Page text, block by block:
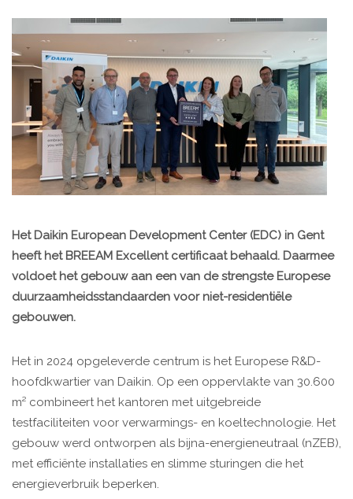
Het Daikin European Development Center (EDC) in Gent
heeft het BREEAM Excellent certificaat behaald. Daarmee
voldoet het gebouw aan een van de strengste Europese
duurzaamheidsstandaarden voor niet-residentiële
gebouwen.
Het in 2024 opgeleverde centrum is het Europese R&D-
hoofdkwartier van Daikin. Op een oppervlakte van 30.600
m² combineert het kantoren met uitgebreide
testfaciliteiten voor verwarmings- en koeltechnologie. Het
gebouw werd ontworpen als bijna-energieneutraal (nZEB),
met efficiënte installaties en slimme sturingen die het
energieverbruik beperken.